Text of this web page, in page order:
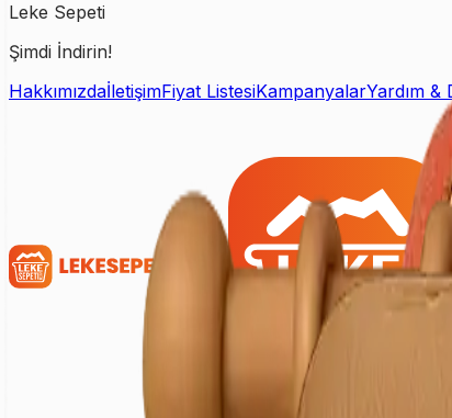
Leke Sepeti
Şimdi İndirin!
HakkımızdaİletişimFiyat ListesiKampanyalarYardım &